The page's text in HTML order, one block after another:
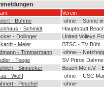
Verein
- Böhme
-ohne- - Sonne
- Schmidt
Hauptstadt
- Dollinger
United Volleys
- Meier
BTSC - TV Bühl
- Timmermann
-ohne- -
- Teege
SV Priros
- Sinnecker
Beach Me e.V. -
- Wolff
-ohne- - USC
- Peschel
-ohne-